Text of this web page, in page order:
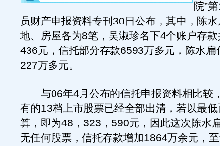
院”
员财产申报资料专刊30日公布，其中，陈
地、房屋各为8笔，吴淑珍名下4个账户存
436元，信托部分存款6593万多元，陈水扁
227万多元。
与06年4月公布的信托申报资料相比较
有的13档上市股票已经全部出清，若以最
算，即为48，323，590元，因此这次陈水
无任何股票，信托存款增加1864万余元，